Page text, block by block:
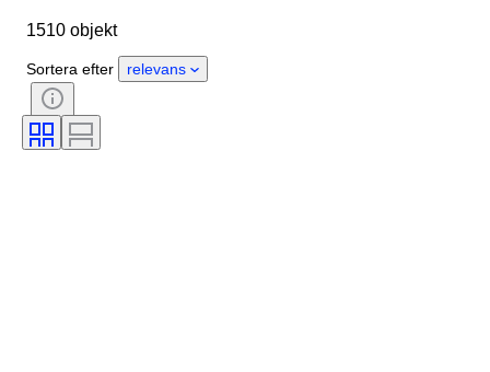
Skick
Stil
Skala
Kontroll
Strömtillförsel
Era
1510 objekt
Sortera efter relevans